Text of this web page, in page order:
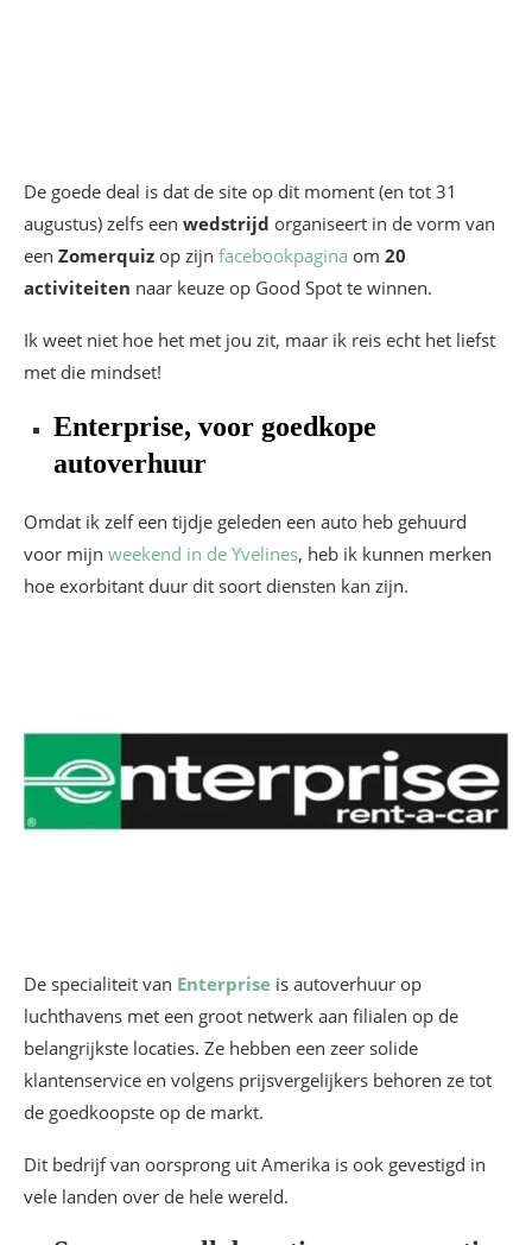
De goede deal is dat de site op dit moment (en tot 31
augustus) zelfs een wedstrijd organiseert in de vorm van
een Zomerquiz op zijn facebookpagina om 20
activiteiten naar keuze op Good Spot te winnen.
Ik weet niet hoe het met jou zit, maar ik reis echt het liefst
met die mindset!
Enterprise, voor goedkope
autoverhuur
Omdat ik zelf een tijdje geleden een auto heb gehuurd
voor mijn weekend in de Yvelines, heb ik kunnen merken
hoe exorbitant duur dit soort diensten kan zijn.
De specialiteit van Enterprise is autoverhuur op
luchthavens met een groot netwerk aan filialen op de
belangrijkste locaties. Ze hebben een zeer solide
klantenservice en volgens prijsvergelijkers behoren ze tot
de goedkoopste op de markt.
Dit bedrijf van oorsprong uit Amerika is ook gevestigd in
vele landen over de hele wereld.